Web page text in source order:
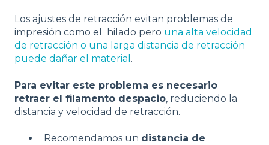
Los ajustes de retracción evitan problemas de
impresión como el hilado pero una alta velocidad
de retracción o una larga distancia de retracción
puede dañar el material .
Para evitar este problema es necesario
retraer el filamento despacio, reduciendo la
distancia y velocidad de retracción.
Recomendamos un distancia de